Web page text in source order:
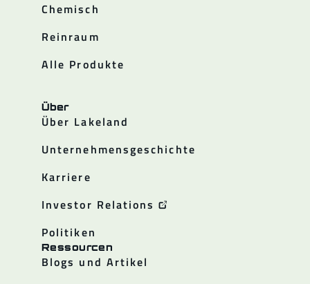
Chemisch
Reinraum
Alle Produkte
Über
Über Lakeland
Unternehmensgeschichte
Karriere
Investor Relations
Politiken
Ressourcen
Blogs und Artikel